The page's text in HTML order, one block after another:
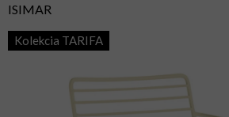
ISIMAR
Kolekcia TARIFA